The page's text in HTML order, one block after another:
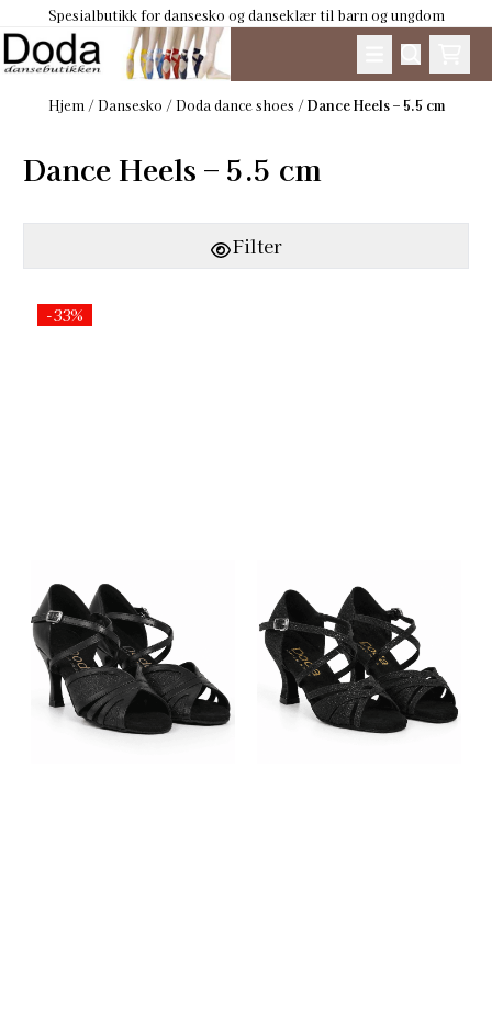
Hopp til innhold
Spesialbutikk for dansesko og danseklær til barn og ungdom
Hjem /Dansesko /Doda dance shoes /Dance Heels – 5.5 cm
Dance Heels – 5.5 cm
Filter
-33%